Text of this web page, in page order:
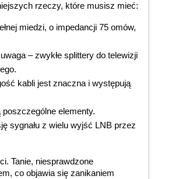
rzeczy, które musisz mieć:
miedzi, o impedancji 75 omów,
– zwykłe splittery do telewizji
kabli jest znaczna i występują
poszczególne elementy.
sygnału z wielu wyjść LNB przez
Tanie, niesprawdzone
co objawia się zanikaniem